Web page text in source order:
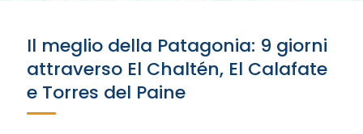
Il meglio della Patagonia: 9 giorni
attraverso El Chaltén, El Calafate
e Torres del Paine